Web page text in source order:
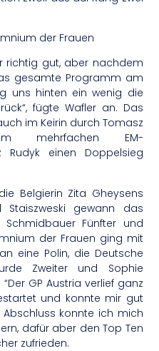
der Frauen
richtig gut, aber nachdem
gesamte Programm am
uns hinten ein wenig die
fügte Wafler an. Das
im Keirin durch Tomasz
mehrfachen EM-
Rudyk einen Doppelsieg
Belgierin Zita Gheysens
gewann das
Schmidbauer Fünfter und
der Frauen ging mit
eine Polin, die Deutsche
Zweiter und Sophie
GP Austria verlief ganz
und konnte mir gut
Abschluss konnte ich mich
dafür aber den Top Ten
zufrieden.